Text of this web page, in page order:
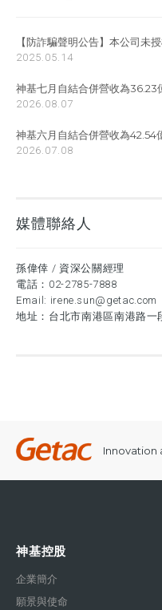
【防詐騙聲明公告】本公司未
2025.05.14
神基七月自結合併營收為36.23
2026.08.07
神基六月自結合併營收為42.54
2026.07.08
媒體聯絡人
孫偉倖 / 資深公關經理
電話： 02-2785-7888
Email: irene.sun@getac.com
地址：台北市南港區南港路一
Innovation
神基控股
企業簡介
願景與使命